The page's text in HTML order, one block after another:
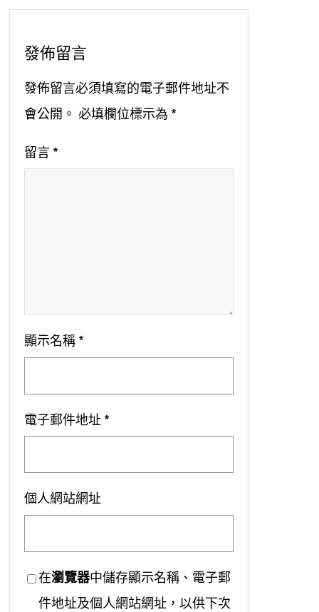
發佈留言
發佈留言必須填寫的電子郵件地址不
會公開。 必填欄位標示為 *
留言 *
顯示名稱 *
電子郵件地址 *
個人網站網址
在瀏覽器中儲存顯示名稱、電子郵
件地址及個人網站網址，以供下次